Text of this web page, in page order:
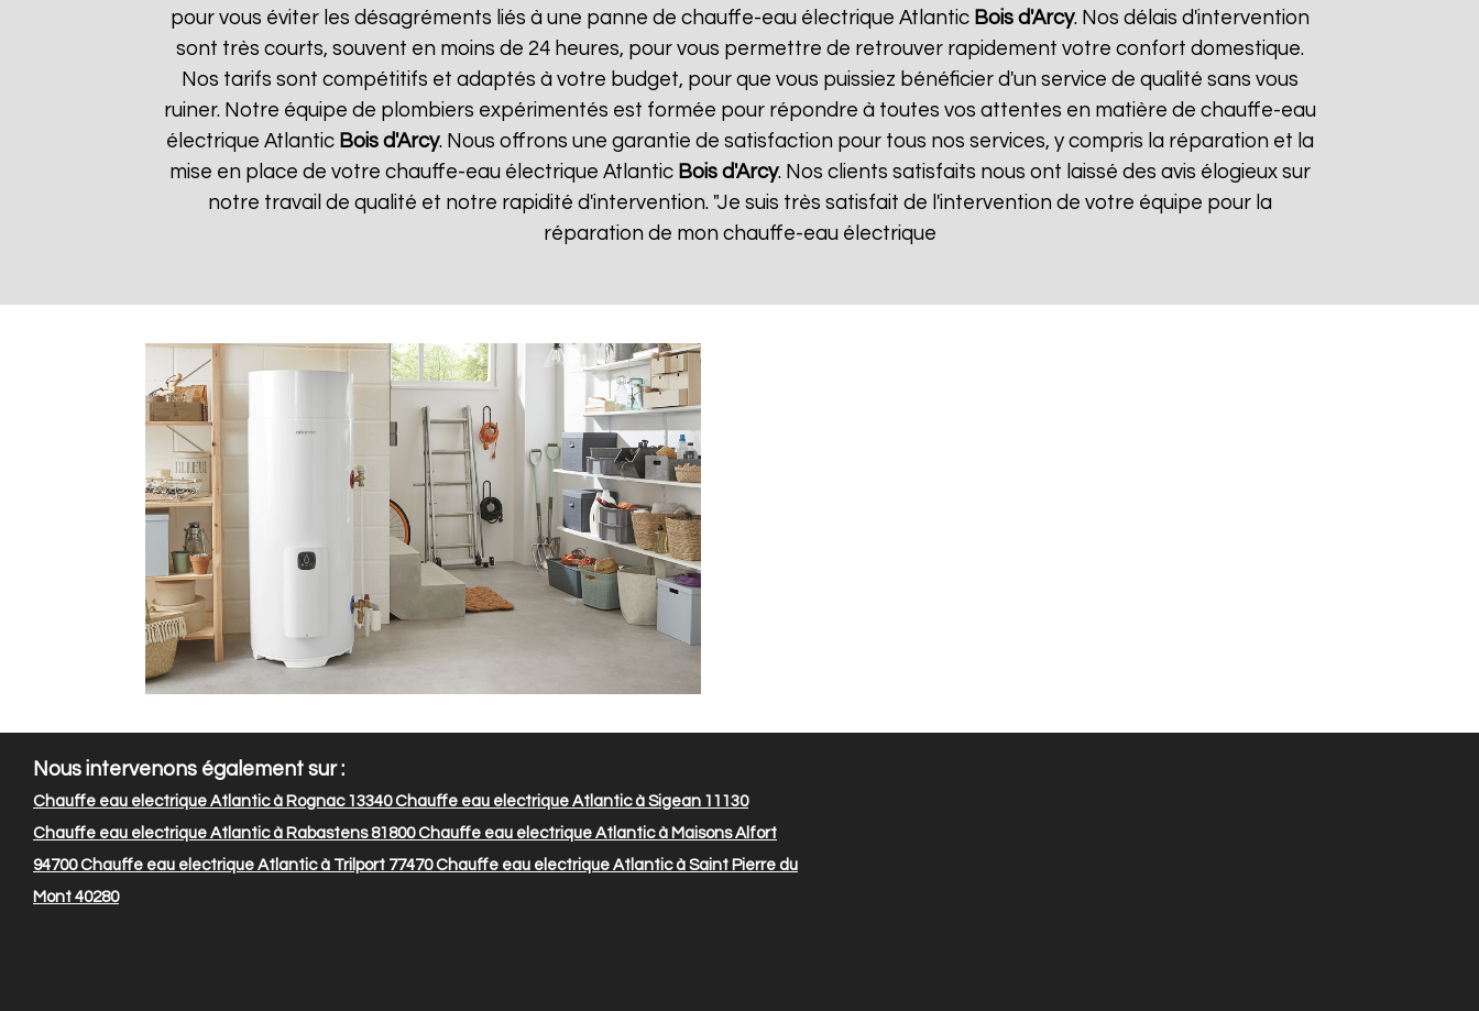
pour vous éviter les désagréments liés à une panne de chauffe-eau électrique Atlantic Bois d'Arcy. Nos délais d'intervention
sont très courts, souvent en moins de 24 heures, pour vous permettre de retrouver rapidement votre confort domestique.
Nos tarifs sont compétitifs et adaptés à votre budget, pour que vous puissiez bénéficier d'un service de qualité sans vous
ruiner. Notre équipe de plombiers expérimentés est formée pour répondre à toutes vos attentes en matière de chauffe-eau
électrique Atlantic Bois d'Arcy. Nous offrons une garantie de satisfaction pour tous nos services, y compris la réparation et la
mise en place de votre chauffe-eau électrique Atlantic Bois d'Arcy. Nos clients satisfaits nous ont laissé des avis élogieux sur
notre travail de qualité et notre rapidité d'intervention. "Je suis très satisfait de l'intervention de votre équipe pour la
réparation de mon chauffe-eau électrique
Nous intervenons également sur :
Chauffe eau electrique Atlantic à Rognac 13340Chauffe eau electrique Atlantic à Sigean 11130
Chauffe eau electrique Atlantic à Rabastens 81800Chauffe eau electrique Atlantic à Maisons Alfort
94700Chauffe eau electrique Atlantic à Trilport 77470Chauffe eau electrique Atlantic à Saint Pierre du
Mont 40280